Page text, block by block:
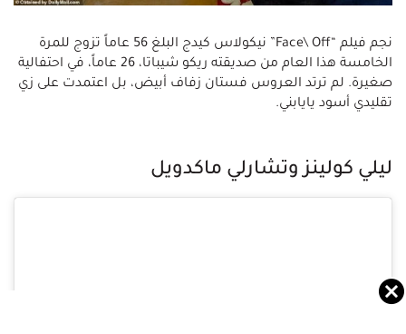
نجم فيلم “Face\ Off” نيكولاس كيدج البلغ 56 عاماً تزوج للمرة
الخامسة هذا العام من صديقته ريكو شيباتا، 26 عاماً، في احتفالية
صغيرة. لم ترتد العروس فستان زفاف أبيض، بل اعتمدت على زي
تقليدي أسود يايابني.
ليلي كولينز وتشارلي ماكدويل